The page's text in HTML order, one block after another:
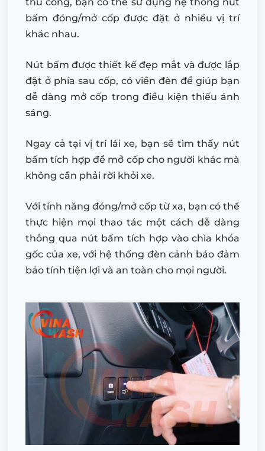
bấm đóng/mở cốp được đặt ở nhiều vị trí
khác nhau.
Nút bấm được thiết kế đẹp mắt và được lắp
đặt ở phía sau cốp, có viền đèn để giúp bạn
dễ dàng mở cốp trong điều kiện thiếu ánh
sáng.
Ngay cả tại vị trí lái xe, bạn sẽ tìm thấy nút
bấm tích hợp để mở cốp cho người khác mà
không cần phải rời khỏi xe.
Với tính năng đóng/mở cốp từ xa, bạn có thể
thực hiện mọi thao tác một cách dễ dàng
thông qua nút bấm tích hợp vào chìa khóa
gốc của xe, với hệ thống đèn cảnh báo đảm
bảo tính tiện lợi và an toàn cho mọi người.